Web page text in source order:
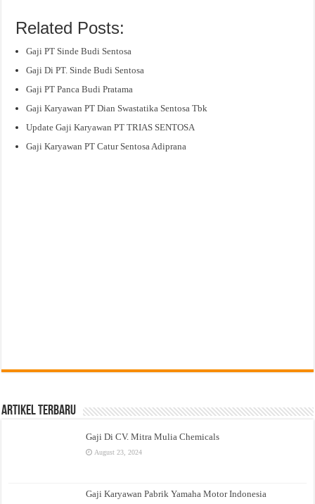
Related Posts:
Gaji PT Sinde Budi Sentosa
Gaji Di PT. Sinde Budi Sentosa
Gaji PT Panca Budi Pratama
Gaji Karyawan PT Dian Swastatika Sentosa Tbk
Update Gaji Karyawan PT TRIAS SENTOSA
Gaji Karyawan PT Catur Sentosa Adiprana
Artikel Terbaru
Gaji Di CV. Mitra Mulia Chemicals
August 23, 2024
Gaji Karyawan Pabrik Yamaha Motor Indonesia